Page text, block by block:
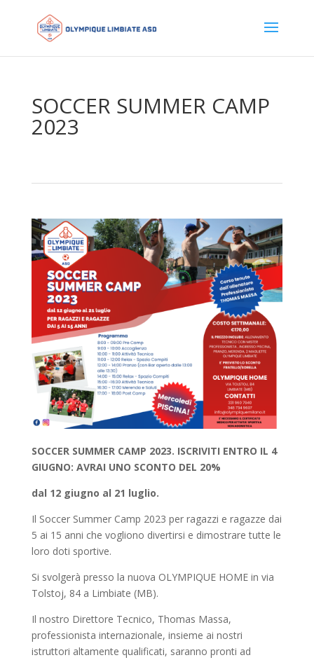
SOCCER SUMMER CAMP
2023
SOCCER SUMMER CAMP 2023. ISCRIVITI ENTRO IL 4
GIUGNO: AVRAI UNO SCONTO DEL 20%
dal 12 giugno al 21 luglio.
Il Soccer Summer Camp 2023 per ragazzi e ragazze dai
5 ai 15 anni che vogliono divertirsi e dimostrare tutte le
loro doti sportive.
Si svolgerà presso la nuova OLYMPIQUE HOME in via
Tolstoj, 84 a Limbiate (MB).
Il nostro Direttore Tecnico, Thomas Massa,
professionista internazionale, insieme ai nostri
istruttori altamente qualificati, saranno pronti ad